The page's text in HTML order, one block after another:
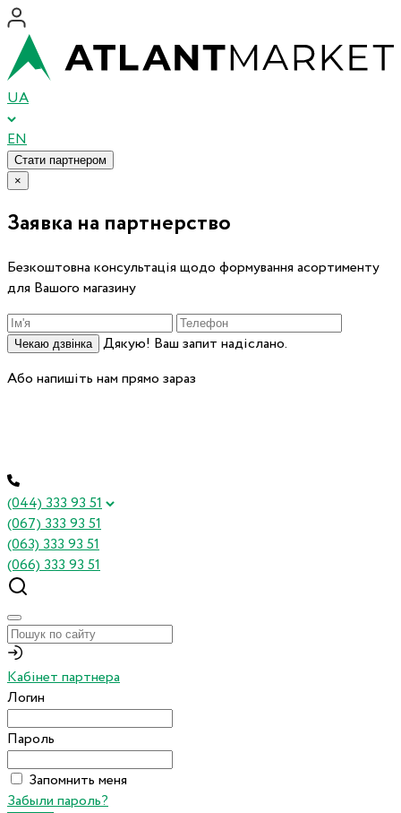
UA
EN
Стати партнером
×
Заявка на партнерство
Безкоштовна консультація щодо формування асортименту
для Вашого магазину
Чекаю дзвінка
Дякую! Ваш запит надіслано.
Або напишіть нам прямо зараз
(044) 333 93 51
(067) 333 93 51
(063) 333 93 51
(066) 333 93 51
Кабінет партнера
Логин
Пароль
Запомнить меня
Забыли пароль?